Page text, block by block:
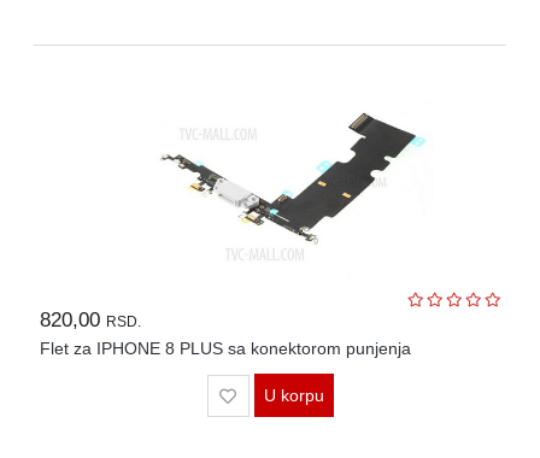
820,00 RSD.
Flet za IPHONE 8 PLUS sa konektorom punjenja
U korpu